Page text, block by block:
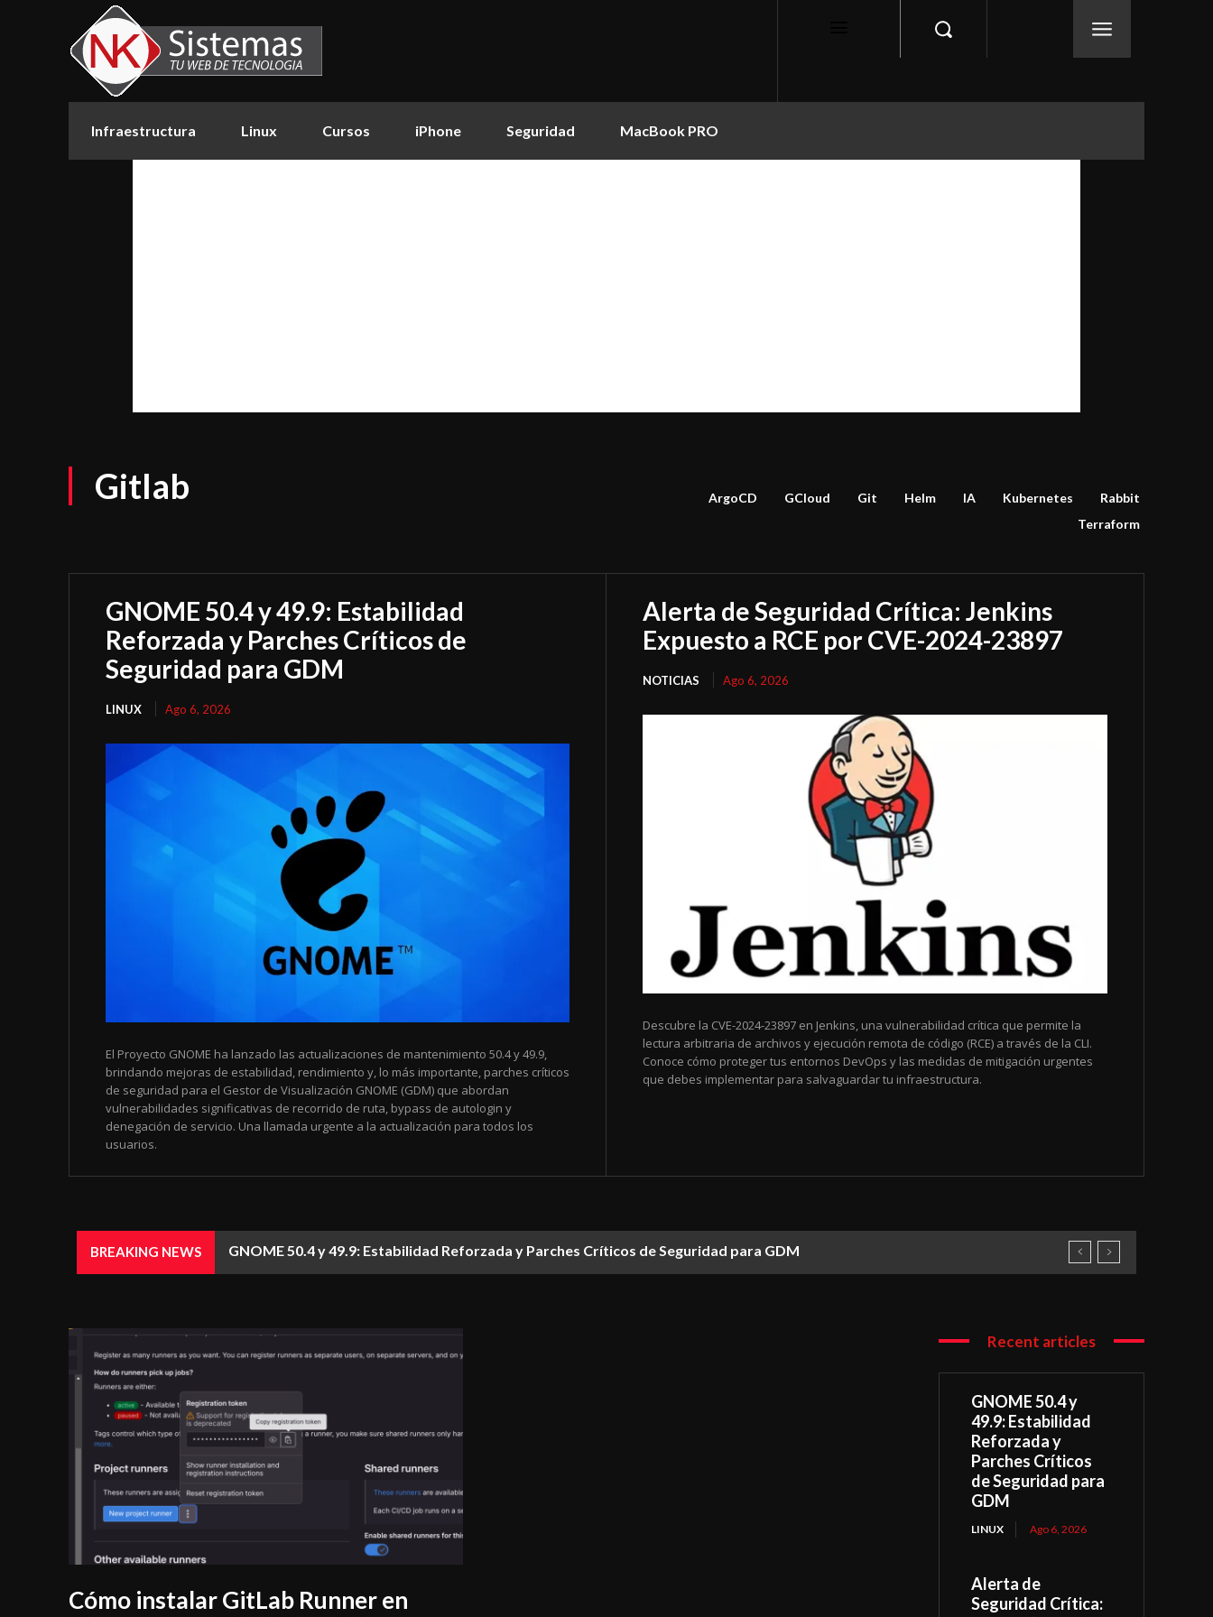
Infraestructura Linux Cursos iPhone Seguridad MacBook PRO
Gitlab ArgoCD GCloud Git Helm IA Kubernetes
Rabbit
Terraform
GNOME 50.4 y 49.9: Estabilidad
Reforzada y Parches Críticos de
Seguridad para GDM
LINUX Ago 6, 2026
El Proyecto GNOME ha lanzado las actualizaciones de mantenimiento 50.4 y 49.9,
brindando mejoras de estabilidad, rendimiento y, lo más importante, parches críticos
de seguridad para el Gestor de Visualización GNOME (GDM) que abordan
vulnerabilidades significativas de recorrido de ruta, bypass de autologin y
denegación de servicio. Una llamada urgente a la actualización para todos los
usuarios.
Alerta de Seguridad Crítica: Jenkins
Expuesto a RCE por CVE-2024-23897
NOTICIAS Ago 6, 2026
Descubre la CVE-2024-23897 en Jenkins, una vulnerabilidad crítica que permite la
lectura arbitraria de archivos y ejecución remota de código (RCE) a través de la CLI.
Conoce cómo proteger tus entornos DevOps y las medidas de mitigación urgentes
que debes implementar para salvaguardar tu infraestructura.
BREAKING NEWS GNOME 50.4 y 49.9: Estabilidad Reforzada y Parches Críticos de Seguridad para GDM
Cómo instalar GitLab Runner en
Recent articles
GNOME 50.4 y
49.9: Estabilidad
Reforzada y
Parches Críticos
de Seguridad para
GDM
LINUX Ago 6, 2026
Alerta de
Seguridad Crítica: